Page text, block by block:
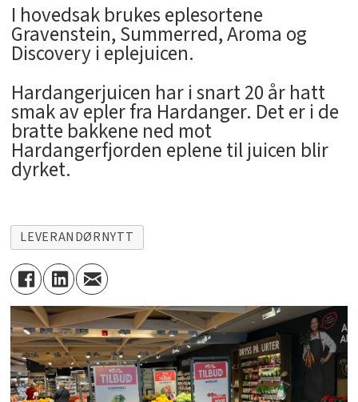
I hovedsak brukes eplesortene
Gravenstein, Summerred, Aroma og
Discovery i eplejuicen.
Hardangerjuicen har i snart 20 år hatt
smak av epler fra Hardanger. Det er i de
bratte bakkene ned mot
Hardangerfjorden eplene til juicen blir
dyrket.
LEVERANDØRNYTT